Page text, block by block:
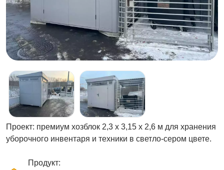
Проект: премиум хозблок 2,3 х 3,15 х 2,6 м для хранения
уборочного инвентаря и техники в светло-сером цвете.
Продукт